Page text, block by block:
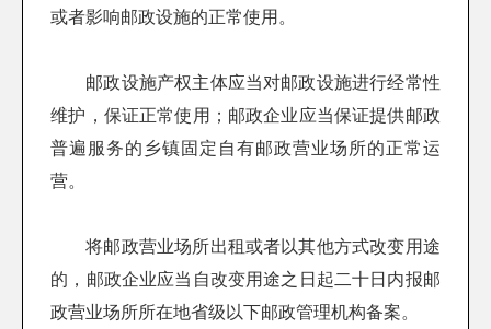
或者影响邮政设施的正常使用。
邮政设施产权主体应当对邮政设施进行经常性
维护，保证正常使用；邮政企业应当保证提供邮政
普遍服务的乡镇固定自有邮政营业场所的正常运
营。
将邮政营业场所出租或者以其他方式改变用途
的，邮政企业应当自改变用途之日起二十日内报邮
政营业场所所在地省级以下邮政管理机构备案。